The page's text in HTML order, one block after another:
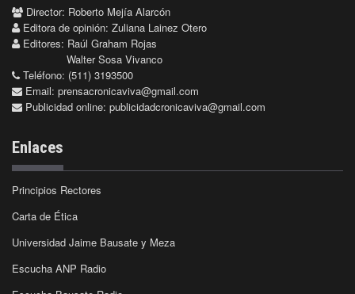
Director: Roberto Mejía Alarcón
Editora de opinión: Zuliana Lainez Otero
Editores: Raúl Graham Rojas
Walter Sosa Vivanco
Teléfono: (511) 3193500
Email: prensacronicaviva@gmail.com
Publicidad online: publicidadcronicaviva@gmail.com
Enlaces
Principios Rectores
Carta de Ética
Universidad Jaime Bausate y Meza
Escucha ANP Radio